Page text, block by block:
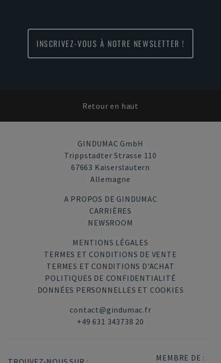
INSCRIVEZ-VOUS À NOTRE NEWSLETTER !
Retour en haut
GINDUMAC GmbH
Trippstadter Strasse 110
67663 Kaiserslautern
Allemagne
A PROPOS DE GINDUMAC
CARRIÈRES
NEWSROOM
MENTIONS LÉGALES
TERMES ET CONDITIONS DE VENTE
TERMES ET CONDITIONS D'ACHAT
POLITIQUES DE CONFIDENTIALITÉ
DONNÉES PERSONNELLES ET COOKIES
contact@gindumac.fr
+49 631 343738 20
MEMBRE DE :